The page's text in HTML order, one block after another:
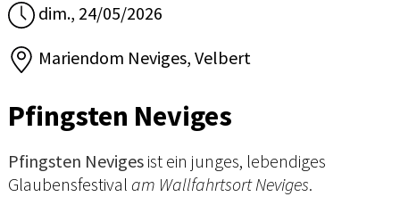
dim., 24/05/2026
Mariendom Neviges, Velbert
Pfingsten Neviges
Pfingsten Neviges ist ein junges, lebendiges
Glaubensfestival am Wallfahrtsort Neviges.